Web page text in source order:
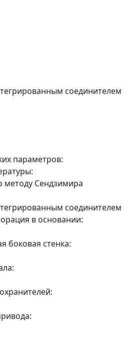
соединителем
параметров:
методу Сендзимира
соединителем
в основании:
боковая стенка: